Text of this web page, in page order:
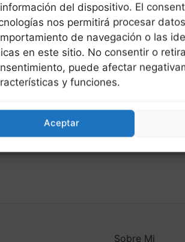
del dispositivo. El
nos permitirá procesar
de navegación o las
en este sitio. No consentir o
puede afectar
y funciones.
Aceptar
Sobre Mi